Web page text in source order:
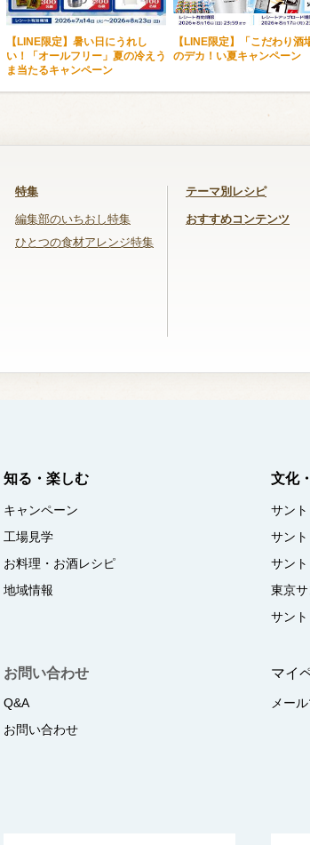
【LINE限定】暑い日にうれし
い！「オールフリー」夏の冷えう
ま当たるキャンペーン
【LINE限定】「こだわり酒
のデカ！い夏キャンペーン
特集
編集部のいちおし特集
ひとつの食材アレンジ特集
テーマ別レシピ
おすすめコンテンツ
知る・楽しむ
キャンペーン
工場見学
お料理・お酒レシピ
地域情報
文化
サン
サン
サン
東京
サン
お問い合わせ
Q&A
お問い合わせ
マイ
メー